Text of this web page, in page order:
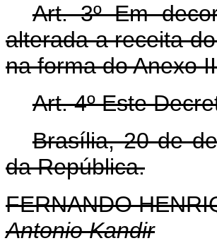
Art. 3º Em
alterada a receita
na forma do Anexo
Art. 4º Este
Brasília, 20 de
da República.
FERNANDO
Antonio Kandir